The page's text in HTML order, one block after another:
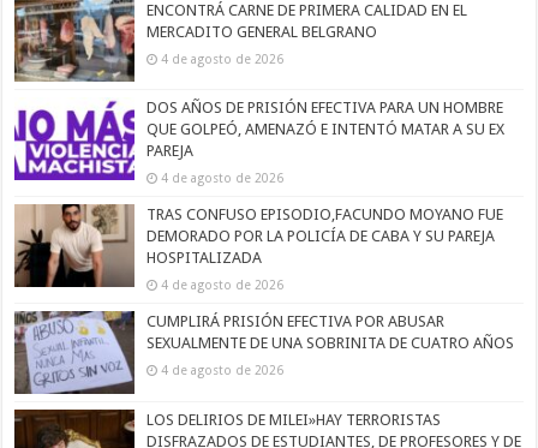
ENCONTRÁ CARNE DE PRIMERA CALIDAD EN EL
MERCADITO GENERAL BELGRANO
4 de agosto de 2026
DOS AÑOS DE PRISIÓN EFECTIVA PARA UN HOMBRE
QUE GOLPEÓ, AMENAZÓ E INTENTÓ MATAR A SU EX
PAREJA
4 de agosto de 2026
TRAS CONFUSO EPISODIO,FACUNDO MOYANO FUE
DEMORADO POR LA POLICÍA DE CABA Y SU PAREJA
HOSPITALIZADA
4 de agosto de 2026
CUMPLIRÁ PRISIÓN EFECTIVA POR ABUSAR
SEXUALMENTE DE UNA SOBRINITA DE CUATRO AÑOS
4 de agosto de 2026
LOS DELIRIOS DE MILEI»HAY TERRORISTAS
DISFRAZADOS DE ESTUDIANTES, DE PROFESORES Y DE